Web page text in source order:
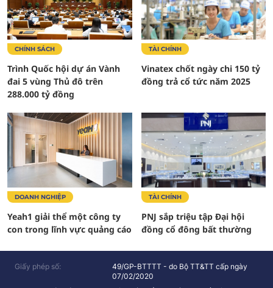
CHÍNH SÁCH
Trình Quốc hội dự án Vành
đai 5 vùng Thủ đô trên
288.000 tỷ đồng
TÀI CHÍNH
Vinatex chốt ngày chi 150 tỷ
đồng trả cổ tức năm 2025
DOANH NGHIỆP
Yeah1 giải thể một công ty
con trong lĩnh vực quảng cáo
TÀI CHÍNH
PNJ sắp triệu tập Đại hội
đồng cổ đông bất thường
Giấy phép số:
49/GP-BTTTT - do Bộ TT&TT cấp ngày
07/02/2020